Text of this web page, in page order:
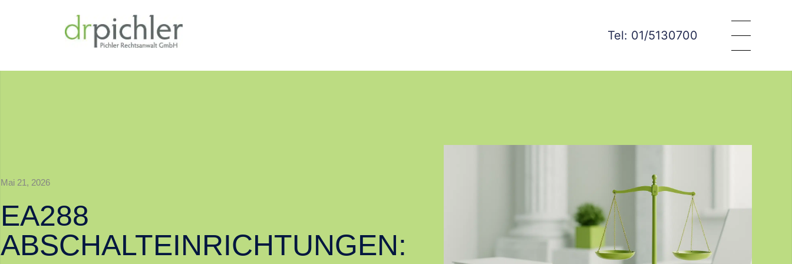
Tel: 01/5130700
Mai 21, 2026
EA288
ABSCHALTEINRICHTUNGEN: